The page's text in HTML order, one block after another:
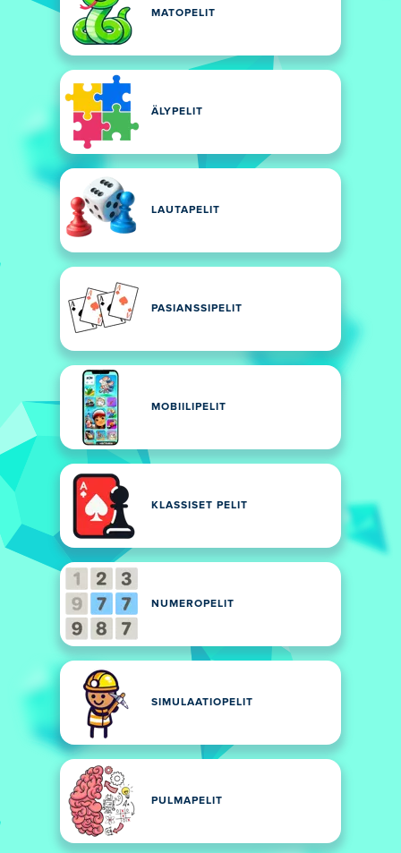
MATOPELIT
ÄLYPELIT
LAUTAPELIT
PASIANSSIPELIT
MOBIILIPELIT
KLASSISET PELIT
NUMEROPELIT
SIMULAATIOPELIT
PULMAPELIT